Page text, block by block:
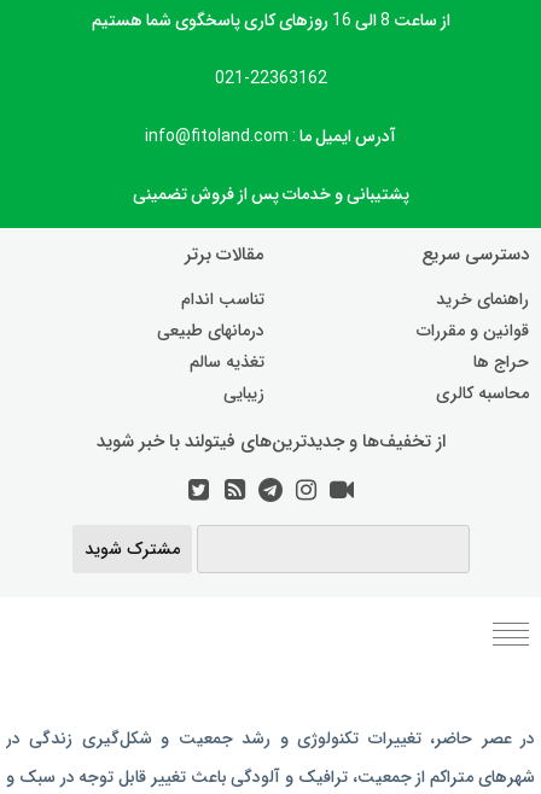
از ساعت 8 الی 16 روزهای کاری پاسخگوی شما هستیم
021-22363162
آدرس ایمیل ما : info@fitoland.com
پشتیبانی و خدمات پس از فروش تضمینی
دسترسی سریع
راهنمای خرید
قوانین و مقررات
حراج ها
محاسبه کالری
مقالات برتر
تناسب اندام
درمانهای طبیعی
تغذیه سالم
زیبایی
از تخفیف‌ها و جدیدترین‌های فیتولند با خبر شوید
مشترک شوید
رژیم غذایی بارداری
در عصر حاضر،‌ تغییرات تکنولوژی و رشد جمعیت و شکل‌گیری زندگی‌ در
شهرهای متراکم از جمعیت، ترافیک و آلودگی باعث تغییر قابل توجه در سبک و